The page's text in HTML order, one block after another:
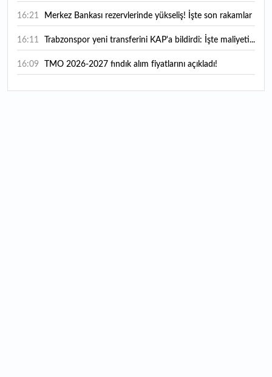
16:21 Merkez Bankası rezervlerinde yükseliş! İşte son rakamlar
16:11 Trabzonspor yeni transferini KAP'a bildirdi: İşte maliyeti...
16:09 TMO 2026-2027 fındık alım fiyatlarını açıkladı!
15:59 Bankacılık sektörünün toplam mevduatı geriledi